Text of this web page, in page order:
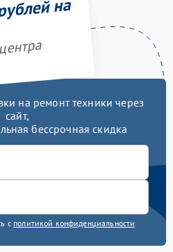
на
на ремонт техники через
сайт,
бессрочная скидка
с политикой конфиденциальности